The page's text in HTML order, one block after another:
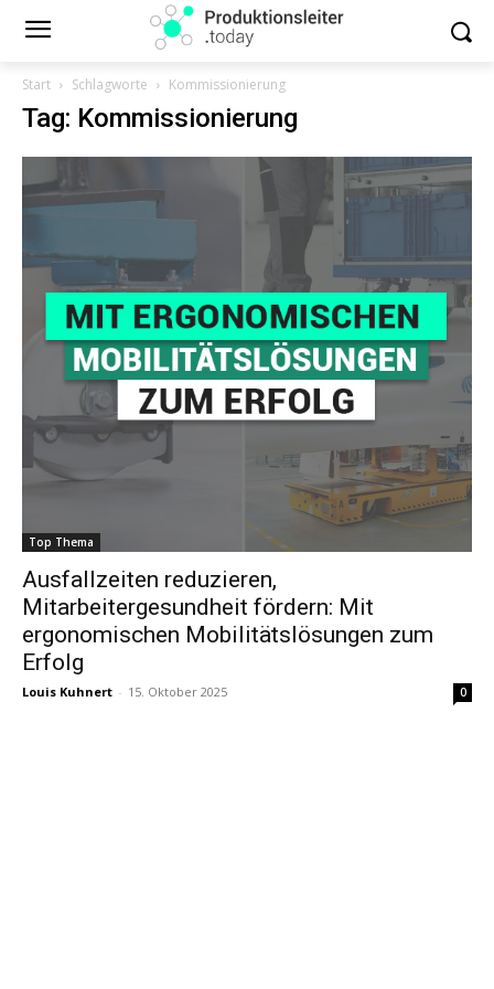
Start Schlagworte Kommissionierung
Tag: Kommissionierung
Top Thema
Ausfallzeiten reduzieren,
Mitarbeitergesundheit fördern: Mit
ergonomischen Mobilitätslösungen zum
Erfolg
Louis Kuhnert - 15. Oktober 2025 0